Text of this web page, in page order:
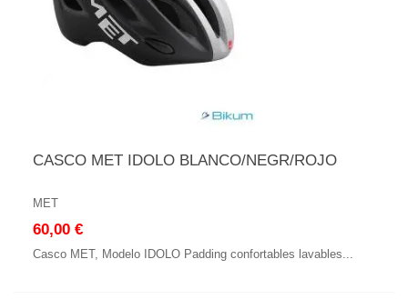
CASCO MET IDOLO BLANCO/NEGR/ROJO
MET
60,00 €
Casco MET, Modelo IDOLO Padding confortables lavables...